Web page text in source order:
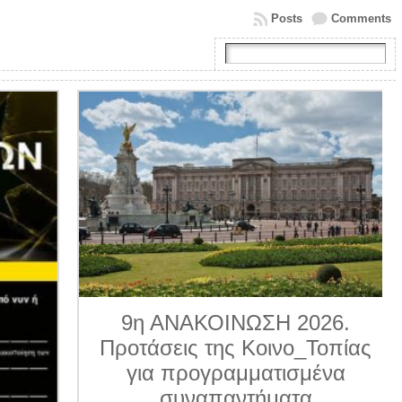
Comments
Posts
9η ΑΝΑΚΟΙΝΩΣΗ 2026.
Προτάσεις της Κοινο_Τοπίας
για προγραμματισμένα